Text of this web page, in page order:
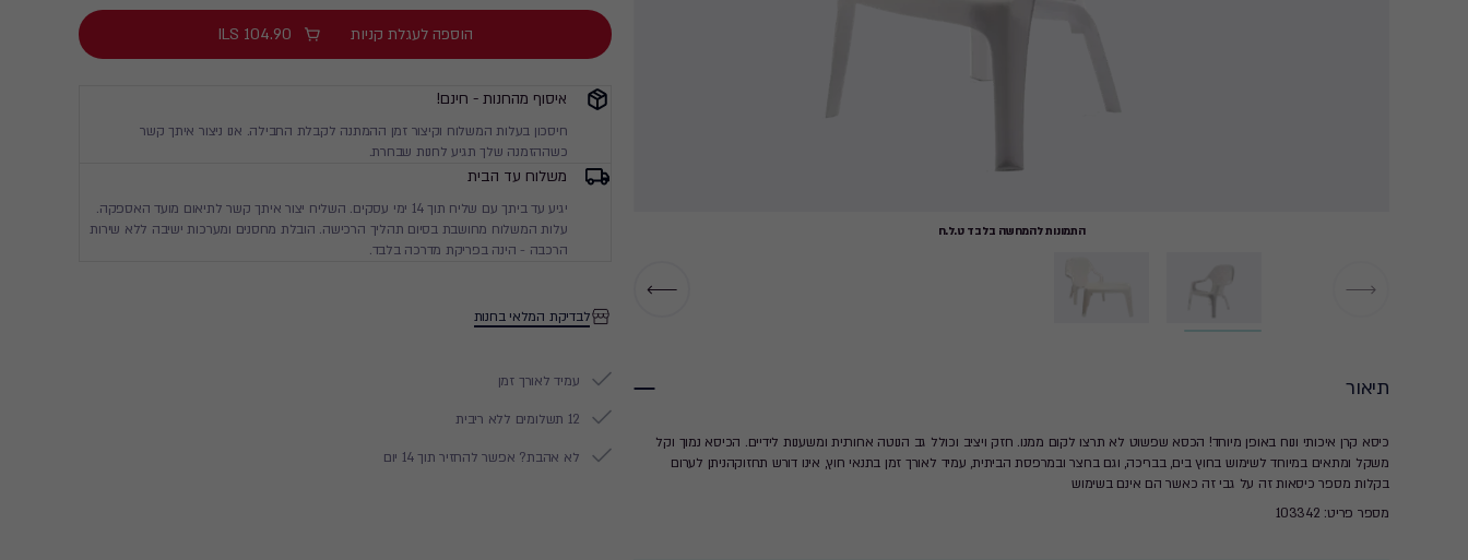
הוספה לעגלת קניות ILS 104.90
איסוף מהחנות - חינם!
חיסכון בעלות המשלוח וקיצור זמן ההמתנה לקבלת החבילה. אנו ניצור איתך קשר
כשההזמנה שלך תגיע לחנות שבחרת.
משלוח עד הבית
יגיע עד ביתך עם שליח תוך 14 ימי עסקים. השליח יצור איתך קשר לתיאום מועד האספקה.
עלות המשלוח מחושבת בסיום תהליך הרכישה. הובלת מחסנים ומערכות ישיבה ללא שירות
הרכבה - הינה בפריקת מדרכה בלבד.
לבדיקת המלאי בחנות
עמיד לאורך זמן
12 תשלומים ללא ריבית
לא אהבת? אפשר להחזיר תוך 14 יום
התמונות להמחשה בלבד ט.ל.ח
תיאור
כיסא קרן איכותי ונוח באופן מיוחד! הכסא שפשוט לא תרצו לקום ממנו. חזק ויציב וכולל גב הנוטה אחורנית ומשענות לידיים. הכיסא נמוך וקל
משקל ומתאים במיוחד לשימוש בחוץ בים, בבריכה, וגם בחצר ובמרפסת הביתית, עמיד לאורך זמן בתנאי חוץ, אינו דורש תחזוקהניתן לערום
בקלות מספר כיסאות זה על גבי זה כאשר הם אינם בשימוש
מספר פריט: 103342